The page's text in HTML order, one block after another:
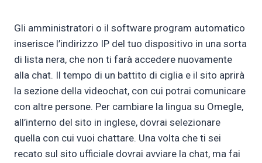
Gli amministratori o il software program automatico
inserisce l’indirizzo IP del tuo dispositivo in una sorta
di lista nera, che non ti farà accedere nuovamente
alla chat. Il tempo di un battito di ciglia e il sito aprirà
la sezione della videochat, con cui potrai comunicare
con altre persone. Per cambiare la lingua su Omegle,
all’interno del sito in inglese, dovrai selezionare
quella con cui vuoi chattare. Una volta che ti sei
recato sul sito ufficiale dovrai avviare la chat, ma fai